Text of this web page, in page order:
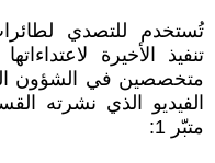
تُستخدم للتصدي
تنفيذ الأخيرة
متخصصين في الشؤون
الفيديو الذي نشرته
متبّر 1: